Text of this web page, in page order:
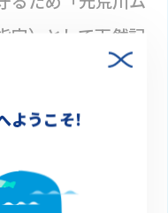
定）として天然記
トミヨ保護センタ
を保護していま
トでは、「絶滅危
ようこそ!